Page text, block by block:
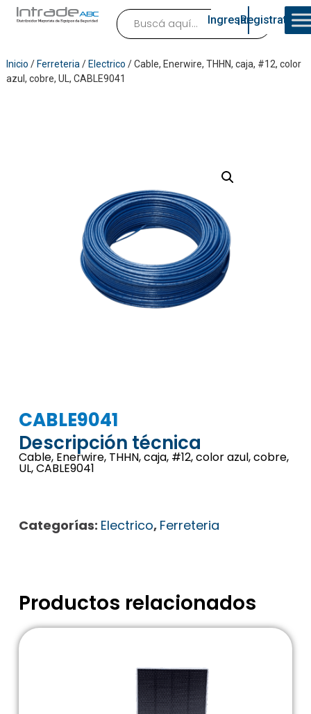
Ingresar¡Registrate!
Inicio / Ferreteria / Electrico / Cable, Enerwire, THHN, caja, #12, color
azul, cobre, UL, CABLE9041
CABLE9041
Descripción técnica
Cable, Enerwire, THHN, caja, #12, color azul, cobre,
UL, CABLE9041
Categorías: Electrico, Ferreteria
Productos relacionados